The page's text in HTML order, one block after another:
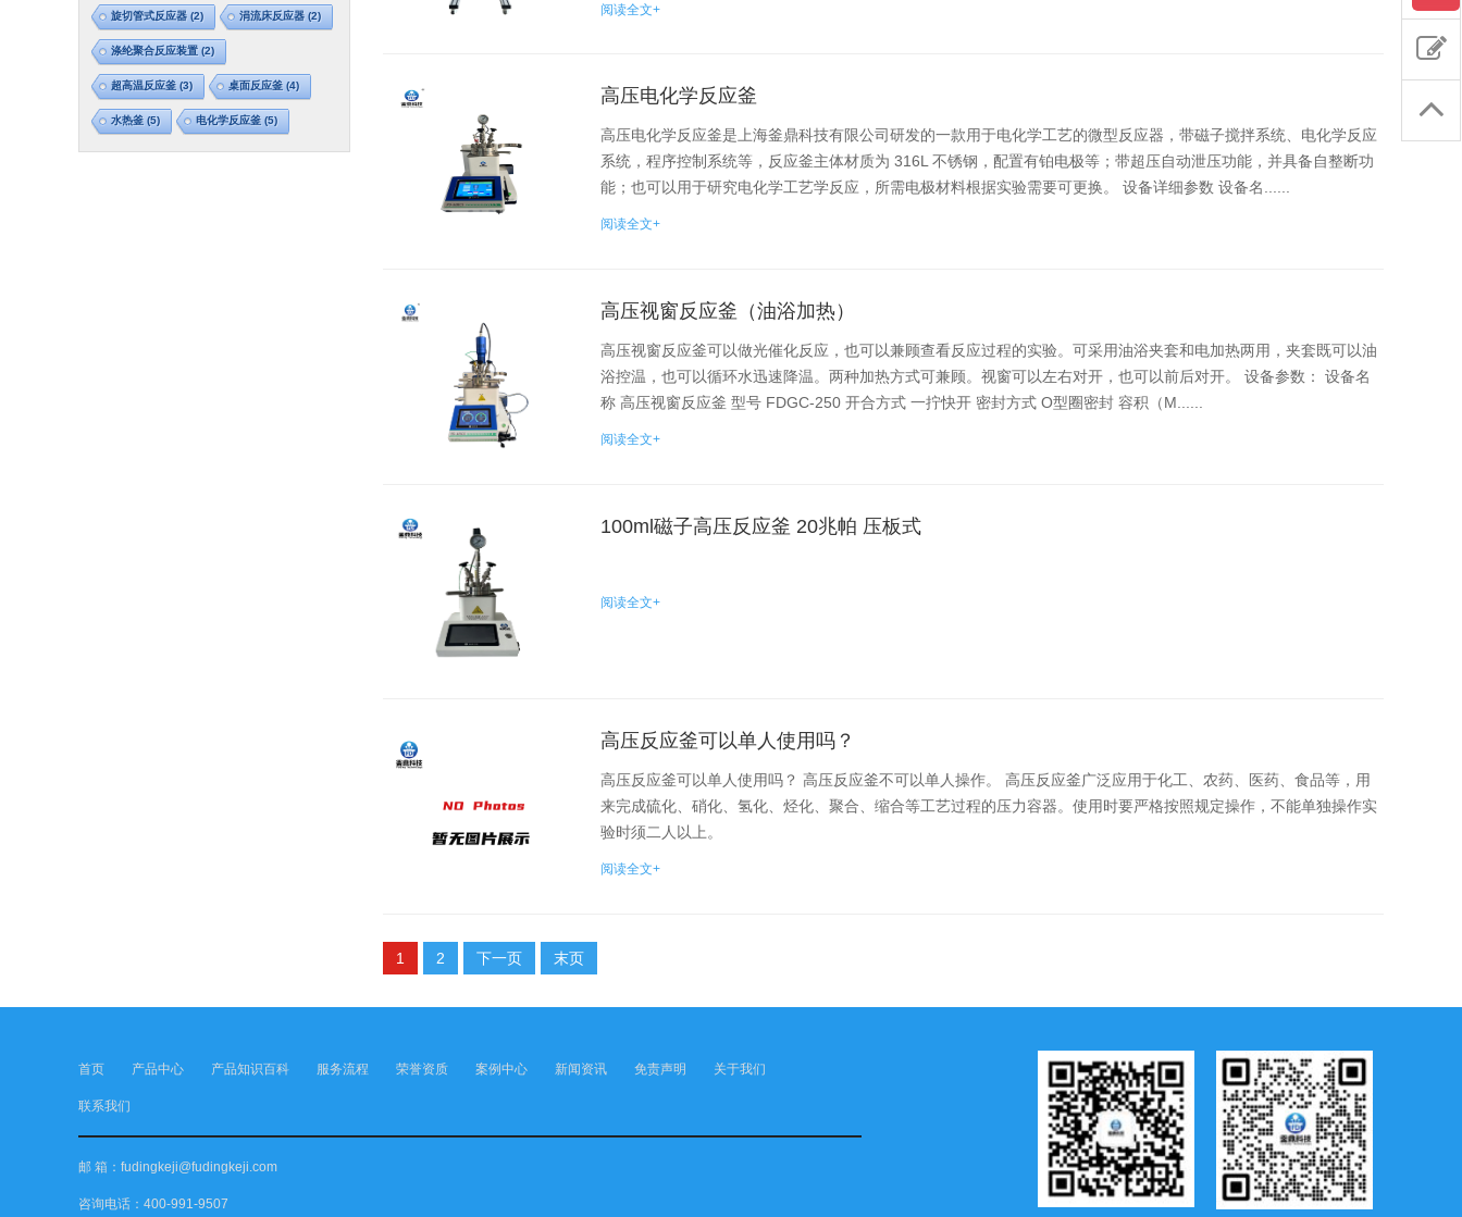
旋切管式反应器 (2) 涓流床反应器 (2)
涤纶聚合反应装置(2)
超高温反应釜 (3) 桌面反应釜 (4)
水热釜 (5) 电化学反应釜 (5)
阅读全文+
高压电化学反应釜
高压电化学反应釜是上海釜鼎科技有限公司研发的一款用于电化学工艺的微型反应器，带磁子搅拌系统、电化学反应
系统，程序控制系统等，反应釜主体材质为 316L 不锈钢，配置有铂电极等；带超压自动泄压功能，并具备自整断功
能；也可以用于研究电化学工艺学反应，所需电极材料根据实验需要可更换。 设备详细参数 设备名......
阅读全文+
高压视窗反应釜（油浴加热）
高压视窗反应釜可以做光催化反应，也可以兼顾查看反应过程的实验。可采用油浴夹套和电加热两用，夹套既可以油
浴控温，也可以循环水迅速降温。两种加热方式可兼顾。视窗可以左右对开，也可以前后对开。 设备参数： 设备名
称 高压视窗反应釜 型号 FDGC-250 开合方式 一拧快开 密封方式 O型圈密封 容积（M......
阅读全文+
100ml磁子高压反应釜 20兆帕 压板式
阅读全文+
高压反应釜可以单人使用吗？
高压反应釜可以单人使用吗？ 高压反应釜不可以单人操作。 高压反应釜广泛应用于化工、农药、医药、食品等，用
来完成硫化、硝化、氢化、烃化、聚合、缩合等工艺过程的压力容器。使用时要严格按照规定操作，不能单独操作实
验时须二人以上。
阅读全文+
1 2 下一页 末页
首页 产品中心 产品知识百科 服务流程 荣誉资质 案例中心 新闻资讯 免责声明 关于我们
联系我们
邮 箱：fudingkeji@fudingkeji.com
咨询电话：400-991-9507